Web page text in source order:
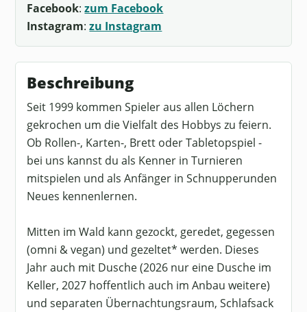
Facebook:zum Facebook
Instagram:zu Instagram
Beschreibung
Seit 1999 kommen Spieler aus allen Löchern
gekrochen um die Vielfalt des Hobbys zu feiern.
Ob Rollen-, Karten-, Brett oder Tabletopspiel -
bei uns kannst du als Kenner in Turnieren
mitspielen und als Anfänger in Schnupperunden
Neues kennenlernen.
Mitten im Wald kann gezockt, geredet, gegessen
(omni & vegan) und gezeltet* werden. Dieses
Jahr auch mit Dusche (2026 nur eine Dusche im
Keller, 2027 hoffentlich auch im Anbau weitere)
und separaten Übernachtungsraum, Schlafsack